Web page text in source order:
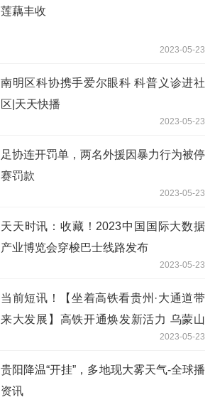
莲藕丰收
2023-05-23
南明区科协携手爱尔眼科 科普义诊进社
区|天天快播
2023-05-23
足协连开罚单，两名外援因暴力行为被停
赛罚款
2023-05-23
天天时讯：收藏！2023中国国际大数据
产业博览会穿梭巴士线路发布
2023-05-23
当前短讯！【坐着高铁看贵州·大通道带
来大发展】高铁开通焕发新活力 乌蒙山
2023-05-23
贵阳降温“开挂”，多地现大雾天气-全球播
资讯